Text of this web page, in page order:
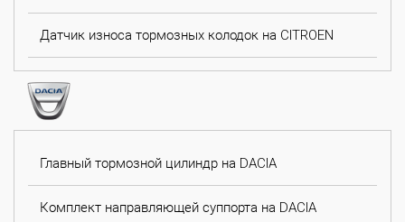
Датчик износа тормозных колодок на CITROEN
Главный тормозной цилиндр на DACIA
Комплект направляющей суппорта на DACIA